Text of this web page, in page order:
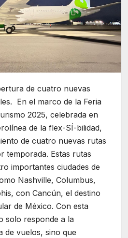
de cuatro nuevas
En el marco de la Feria
2025, celebrada en
de la flex-SÍ-bilidad,
de cuatro nuevas rutas
temporada. Estas rutas
importantes ciudades de
Nashville, Columbus,
con Cancún, el destino
de México. Con esta
solo responde a la
de vuelos, sino que